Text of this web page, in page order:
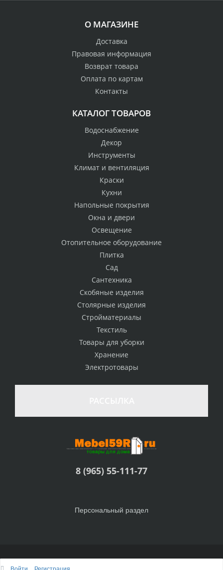
О МАГАЗИНЕ
Доставка
Правовая информация
Возврат товара
Оплата по картам
Контакты
КАТАЛОГ ТОВАРОВ
Водоснабжение
Декор
Инструменты
Климат и вентиляция
Краски
Кухни
Напольные покрытия
Окна и двери
Освещение
Отопительное оборудование
Плитка
Сад
Сантехника
Скобяные изделия
Столярные изделия
Стройматериалы
Текстиль
Товары для уборки
Хранение
Электротовары
8 (965) 55-111-77
Персональный раздел
© Интернет-магазин Товары для дома, 2010 - 2026
Войти Регистрация